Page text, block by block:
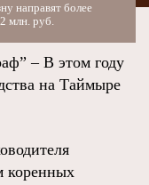
направят более
млн. руб.
– В этом году
на Таймыре
коренных